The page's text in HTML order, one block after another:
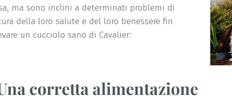
ma sono inclini a determinati problemi di
della loro salute e del loro benessere fin
un cucciolo sano di Cavalier:
corretta alimentazione